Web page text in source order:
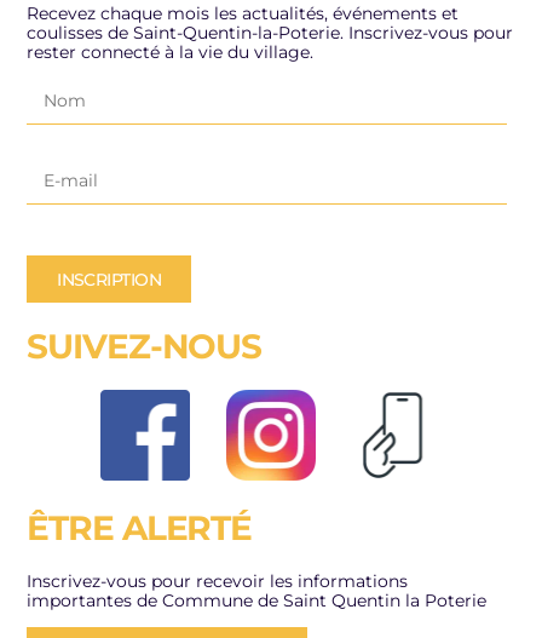
Recevez chaque mois les actualités, événements et
coulisses de Saint-Quentin-la-Poterie. Inscrivez-vous pour
rester connecté à la vie du village.
INSCRIPTION
SUIVEZ-NOUS
ÊTRE ALERTÉ
Inscrivez-vous pour recevoir les informations
importantes de Commune de Saint Quentin la Poterie